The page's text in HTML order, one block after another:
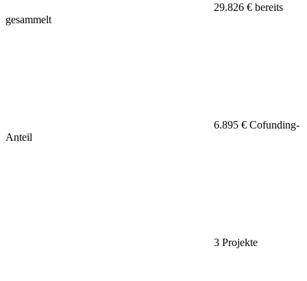
29.826 € bereits
gesammelt
6.895 € Cofunding-
Anteil
3 Projekte